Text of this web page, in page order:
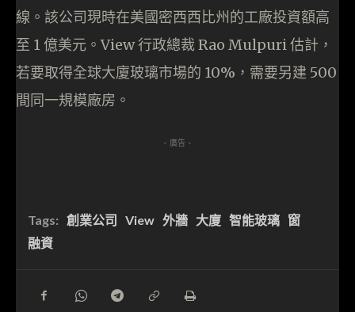
線。該公司現時在美國密西西比州的工廠投資額高
至 1 億美元。View 行政總裁 Rao Mulpuri 估計，
若要取得全球大廈玻璃市場的 10%，需要另建 500
間同一規模廠房。
- 廣告 -
Tags: 創業公司 View 外牆 大廈 智能玻璃 窗
融資